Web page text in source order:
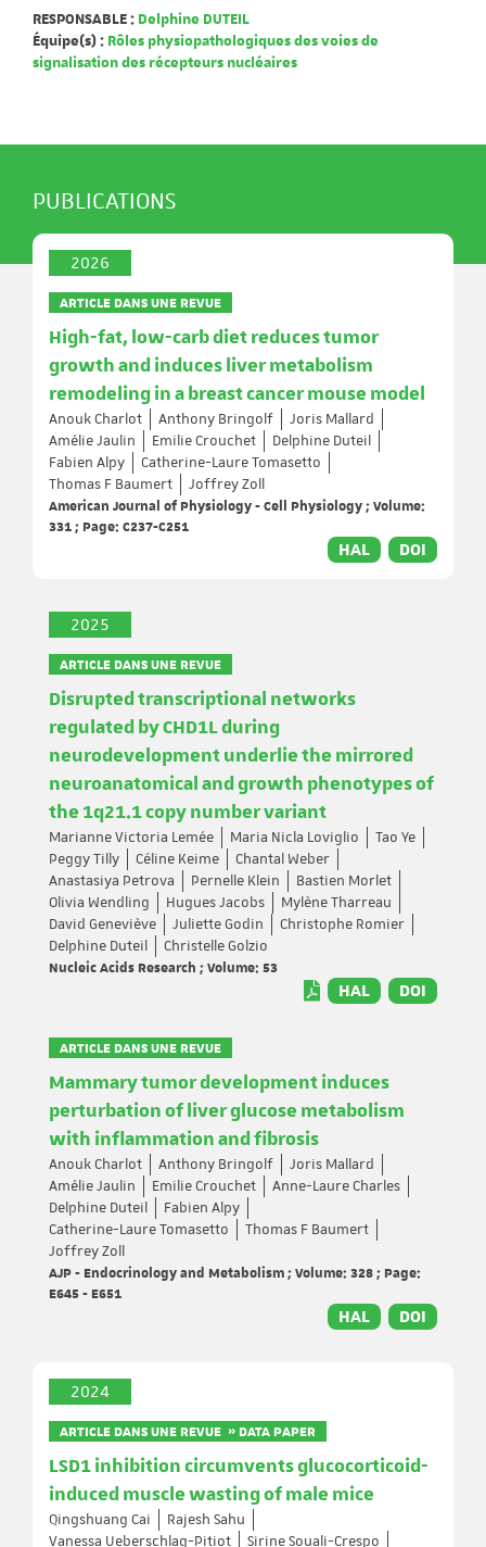
RESPONSABLE : Delphine DUTEIL
Équipe(s) : Rôles physiopathologiques des voies de
signalisation des récepteurs nucléaires
PUBLICATIONS
2026
ARTICLE DANS UNE REVUE
High-fat, low-carb diet reduces tumor
growth and induces liver metabolism
remodeling in a breast cancer mouse model
Anouk Charlot Anthony Bringolf
Joris Mallard
Amélie Jaulin
Emilie Crouchet
Delphine Duteil
Fabien Alpy
Catherine-Laure Tomasetto
Thomas F Baumert
Joffrey Zoll
American Journal of Physiology - Cell Physiology ; Volume:
331 ; Page: C237-C251
HAL DOI
2025
ARTICLE DANS UNE REVUE
Disrupted transcriptional networks
regulated by CHD1L during
neurodevelopment underlie the mirrored
neuroanatomical and growth phenotypes of
the 1q21.1 copy number variant
Marianne Victoria Lemée Maria Nicla Loviglio
Tao Ye
Peggy Tilly
Céline Keime
Chantal Weber
Anastasiya Petrova
Pernelle Klein
Bastien Morlet
Olivia Wendling
Hugues Jacobs
Mylène Tharreau
David Geneviève
Juliette Godin
Christophe Romier
Delphine Duteil
Christelle Golzio
Nucleic Acids Research ; Volume: 53
HAL DOI
ARTICLE DANS UNE REVUE
Mammary tumor development induces
perturbation of liver glucose metabolism
with inflammation and fibrosis
Anouk Charlot Anthony Bringolf
Joris Mallard
Amélie Jaulin
Emilie Crouchet
Anne-Laure Charles
Delphine Duteil
Fabien Alpy
Catherine-Laure Tomasetto
Thomas F Baumert
Joffrey Zoll
AJP - Endocrinology and Metabolism ; Volume: 328 ; Page:
E645 - E651
HAL DOI
2024
ARTICLE DANS UNE REVUE » DATA PAPER
LSD1 inhibition circumvents glucocorticoid-
induced muscle wasting of male mice
Qingshuang Cai
Rajesh Sahu
Vanessa Ueberschlag-Pitiot
Sirine Souali-Crespo